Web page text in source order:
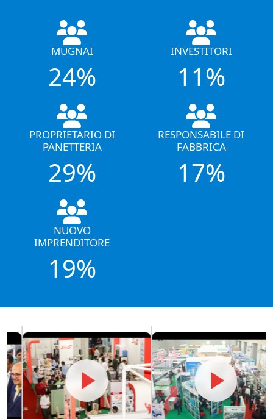
MUGNAI
24%
INVESTITORI
11%
PROPRIETARIO DI
PANETTERIA
29%
RESPONSABILE DI
FABBRICA
17%
NUOVO
IMPRENDITORE
19%